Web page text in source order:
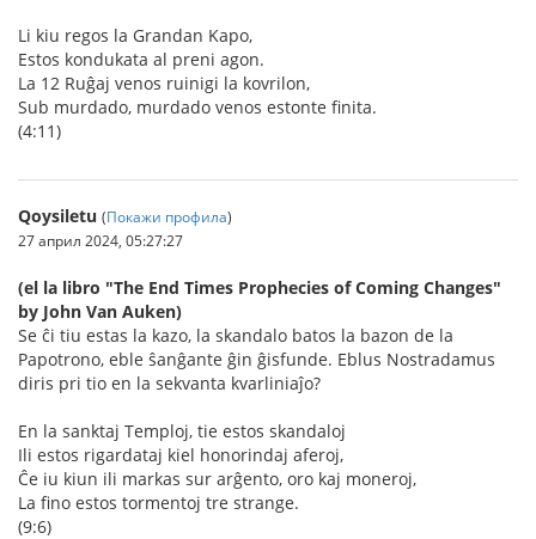
Li kiu regos la Grandan Kapo,
Estos kondukata al preni agon.
La 12 Ruĝaj venos ruinigi la kovrilon,
Sub murdado, murdado venos estonte finita.
(4:11)
Qoysiletu (Покажи профила)
27 април 2024, 05:27:27
(el la libro "The End Times Prophecies of Coming Changes"
by John Van Auken)
Se ĉi tiu estas la kazo, la skandalo batos la bazon de la
Papotrono, eble ŝanĝante ĝin ĝisfunde. Eblus Nostradamus
diris pri tio en la sekvanta kvarliniaĵo?
En la sanktaj Temploj, tie estos skandaloj
Ili estos rigardataj kiel honorindaj aferoj,
Ĉe iu kiun ili markas sur arĝento, oro kaj moneroj,
La fino estos tormentoj tre strange.
(9:6)